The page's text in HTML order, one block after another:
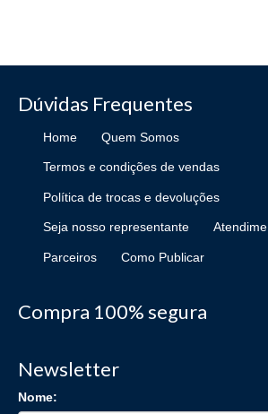
Dúvidas Frequentes
Home Quem Somos
Termos e condições de vendas
Política de trocas e devoluções
Seja nosso representante
Parceiros Como Publicar
Compra 100% segura
Newsletter
Nome: